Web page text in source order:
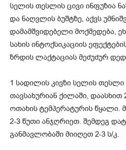
სელის თესლის ცივი ინფუზია
და ნაღვლის ბუშტზე, აქვს
დამამშვიდებელი მოქმედება,
სახის ინტოქსიკაციის
ზრდის ლაქტაციას მეძუძურ
1 სადილის კივზი სელის თესლი
თავსახურიან ქილაში,
ოთახის ტემპერატურის
2-3 წუთი ანჯღრიეთ. შემდეგ
განმავლობაში მიიღეთ 2-3 ს/კ.